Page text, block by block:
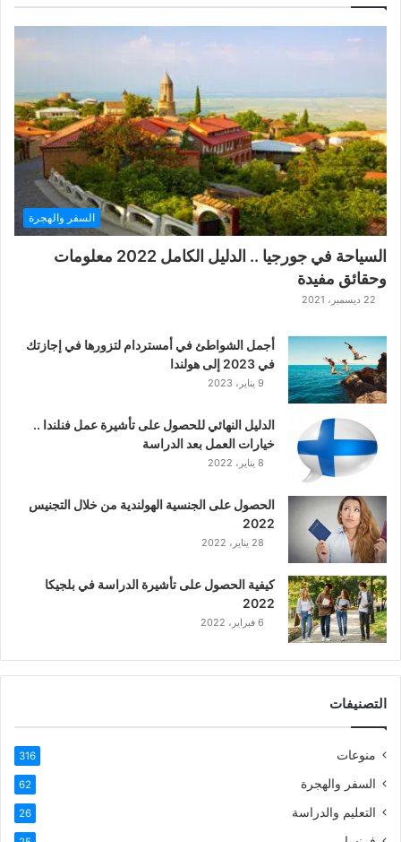
ر
ب
ا
ل
ت
ت
ا
ا
ل
ا
س
ي
ك
ر
ب
ي
ة
السفر والهجرة
السياحة في جورجيا .. الدليل الكامل 2022 معلومات
وحقائق مفيدة
22 ديسمبر، 2021
أجمل الشواطئ في أمستردام لتزورها في إجازتك
في 2023 إلى هولندا
9 يناير، 2023
الدليل النهائي للحصول على تأشيرة عمل فنلندا ..
خيارات العمل بعد الدراسة
8 يناير، 2022
الحصول على الجنسية الهولندية من خلال التجنيس
2022
28 يناير، 2022
كيفية الحصول على تأشيرة الدراسة في بلجيكا
2022
6 فبراير، 2022
التصنيفات
منوعات 316
السفر والهجرة 62
التعليم والدراسة 26